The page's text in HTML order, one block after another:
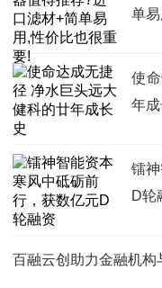
单
使
年
镭
D轮
百融云创助力金融机构